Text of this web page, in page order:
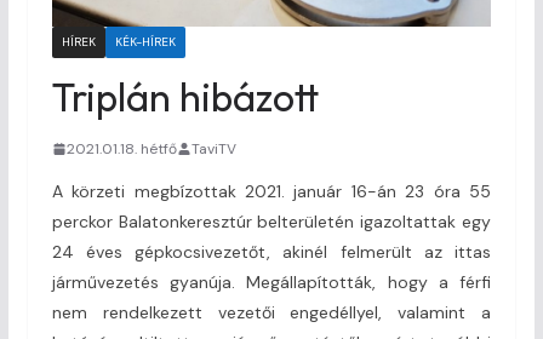
HÍREK KÉK-HÍREK
Triplán hibázott
2021.01.18. hétfő TaviTV
A körzeti megbízottak 2021. január 16-án 23 óra 55
perckor Balatonkeresztúr belterületén igazoltattak egy
24 éves gépkocsivezetőt, akinél felmerült az ittas
járművezetés gyanúja. Megállapították, hogy a férfi
nem rendelkezett vezetői engedéllyel, valamint a